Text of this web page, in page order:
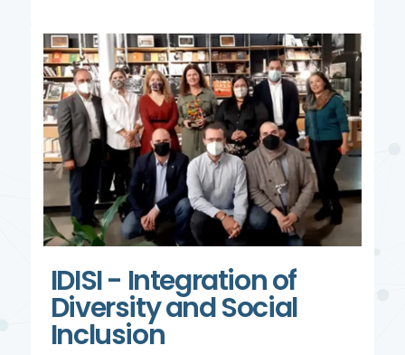
IDISI - Integration of
Diversity and Social
Inclusion